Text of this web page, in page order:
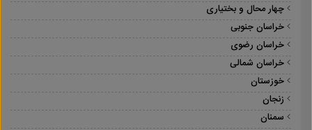
چهار محال و بختیاری
خراسان جنوبی
خراسان رضوی
خراسان شمالی
خوزستان
زنجان
سمنان